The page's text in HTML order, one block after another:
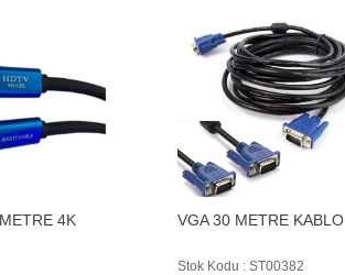
4K
VGA 30 METRE KABLO
Stok Kodu : ST00382